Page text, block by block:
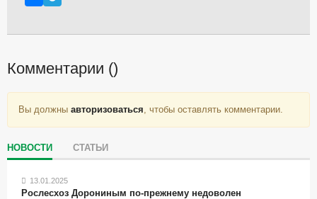
Комментарии ()
Вы должны авторизоваться , чтобы оставлять комментарии.
НОВОСТИ СТАТЬИ
13.01.2025
Рослесхоз Дорониным по-прежнему недоволен